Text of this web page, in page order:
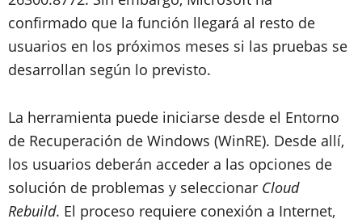
confirmado que la función llegará al resto de
usuarios en los próximos meses si las pruebas se
desarrollan según lo previsto.
La herramienta puede iniciarse desde el Entorno
de Recuperación de Windows (WinRE). Desde allí,
los usuarios deberán acceder a las opciones de
solución de problemas y seleccionar Cloud
Rebuild. El proceso requiere conexión a Internet,